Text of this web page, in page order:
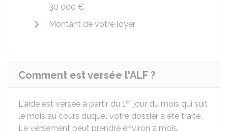
30 000 €
Montant de votre loyer
Comment est versée l'ALF ?
L'aide est versée à partir du 1er jour du mois qui suit
le mois au cours duquel votre dossier a été traité.
Le versement peut prendre environ 2 mois.